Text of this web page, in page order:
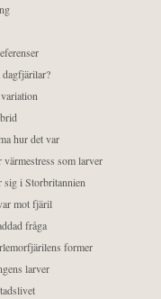
hur det var
som larver
sig i Storbritannien
mot fjäril
fråga
former
larver